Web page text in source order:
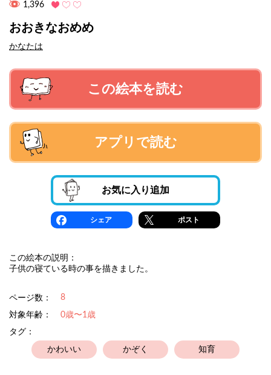
1,396
おおきなおめめ
かなたは
この絵本を読む
アプリで読む
お気に入り追加
シェア ポスト
この絵本の説明：
子供の寝ている時の事を描きました。
ページ数： 8
対象年齢：
0歳〜1歳
タグ：
かわいい かぞく 知育